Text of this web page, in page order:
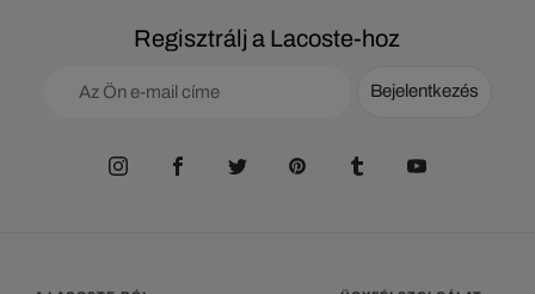
Regisztrálj a Lacoste-hoz
Bejelentkezés